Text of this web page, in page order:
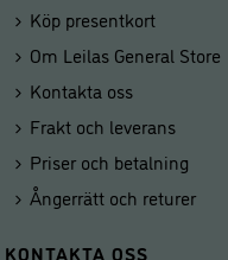
Köp presentkort
Om Leilas General Store
Kontakta oss
Frakt och leverans
Priser och betalning
Ångerrätt och returer
KONTAKTA OSS